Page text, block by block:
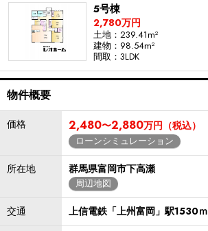
5号棟
2,780万円
土地：239.41m²
建物：98.54m²
間取：3LDK
物件概要
価格 2,480〜2,880万円（税込）
ローンシミュレーション
所在地 群馬県富岡市下高瀬
周辺地図
交通
上信電鉄「上州富岡」駅1530ｍ